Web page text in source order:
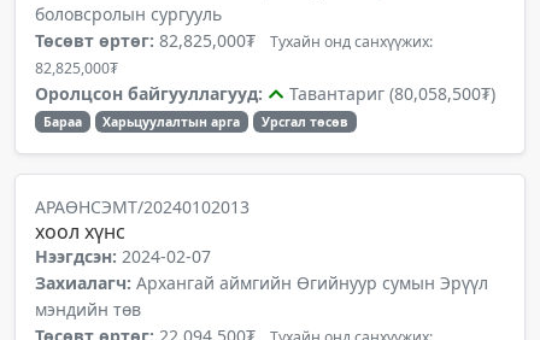
боловсролын сургууль
Төсөвт өртөг: 82,825,000₮ Тухайн онд санхүүжих:
82,825,000₮
Оролцсон байгууллагууд: Тавантариг (80,058,500₮)
Бараа Харьцуулалтын арга Урсгал төсөв
АРАӨНСЭМТ/20240102013
хоол хүнс
Нээгдсэн: 2024-02-07
Захиалагч: Архангай аймгийн Өгийнуур сумын Эрүүл
мэндийн төв